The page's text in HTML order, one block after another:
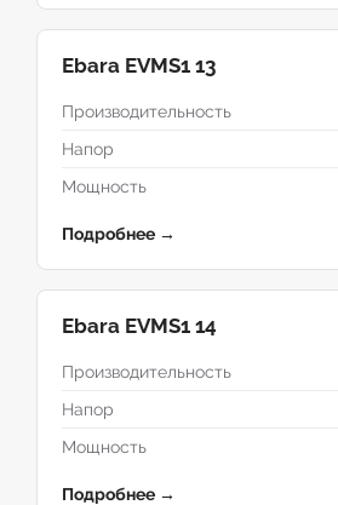
Ebara EVMS1 13
Производительность
Напор
Мощность
Подробнее →
Ebara EVMS1 14
Производительность
Напор
Мощность
Подробнее →